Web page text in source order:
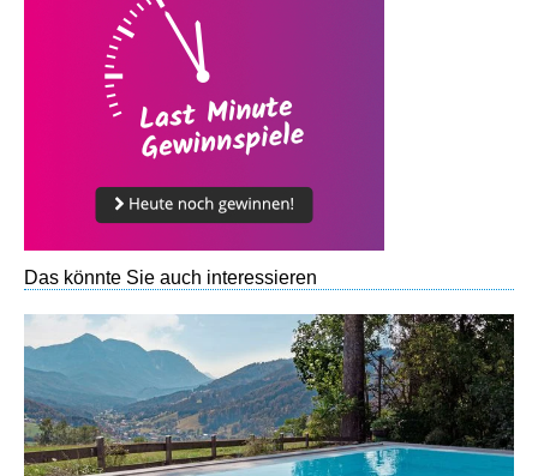
Das könnte Sie auch interessieren